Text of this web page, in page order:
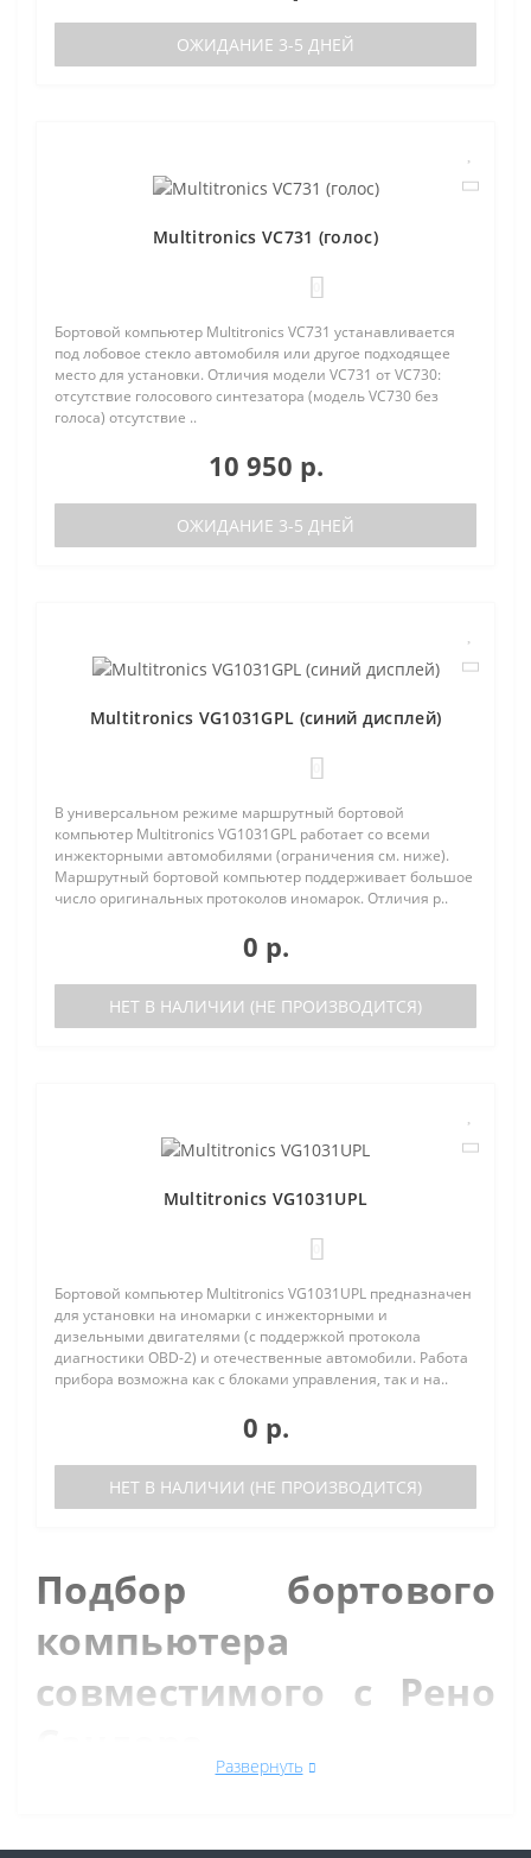
ОЖИДАНИЕ 3-5 ДНЕЙ
Multitronics VC731 (голос)
Бортовой компьютер Multitronics VC731 устанавливается
под лобовое стекло автомобиля или другое подходящее
место для установки. Отличия модели VC731 от VC730:
отсутствие голосового синтезатора (модель VC730 без
голоса) отсутствие ..
10 950 р.
ОЖИДАНИЕ 3-5 ДНЕЙ
Multitronics VG1031GPL (синий дисплей)
В универсальном режиме маршрутный бортовой
компьютер Multitronics VG1031GPL работает со всеми
инжекторными автомобилями (ограничения см. ниже).
Маршрутный бортовой компьютер поддерживает большое
число оригинальных протоколов иномарок. Отличия р..
0 р.
НЕТ В НАЛИЧИИ (НЕ ПРОИЗВОДИТСЯ)
Multitronics VG1031UPL
Бортовой компьютер Multitronics VG1031UPL предназначен
для установки на иномарки с инжекторными и
дизельными двигателями (с поддержкой протокола
диагностики OBD-2) и отечественные автомобили. Работа
прибора возможна как с блоками управления, так и на..
0 р.
НЕТ В НАЛИЧИИ (НЕ ПРОИЗВОДИТСЯ)
Подбор бортового
компьютера
совместимого с Рено
Автомобиль Рено Сандеро – переднеприводный
Развернуть